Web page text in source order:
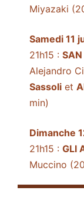
Miyazaki
Samedi 11
21h15 :
Alejandro
Sassoli et
min)
Dimanche
21h15 : GLI
Muccino